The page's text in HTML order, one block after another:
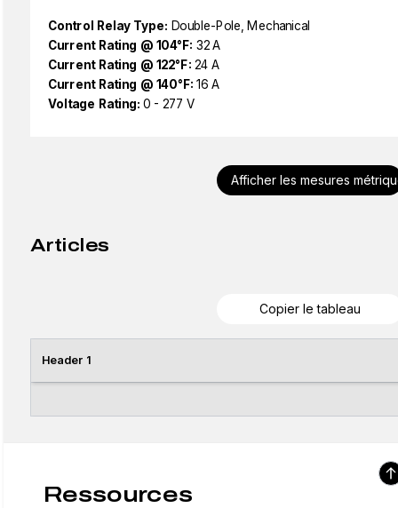
Control Relay Type: Double-Pole, Mechanical
Current Rating @ 104°F: 32 A
Current Rating @ 122°F: 24 A
Current Rating @ 140°F: 16 A
Voltage Rating: 0 - 277 V
Afficher les mesures
Articles
Copier le tableau
Header 1
Ressources